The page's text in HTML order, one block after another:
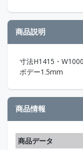
商品説明
寸法H1415・
ボデー1.5mm
商品情報
商品データ